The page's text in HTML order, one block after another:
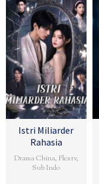
Istri Miliarder
Rahasia
Drama China, Flextv,
Sub Indo